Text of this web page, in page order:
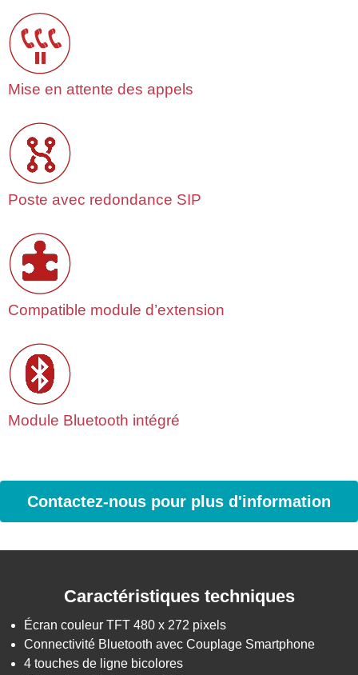
Mise en attente des appels
Poste avec redondance SIP
Compatible module d’extension
Module Bluetooth intégré
Contactez-nous pour plus d'information
Caractéristiques techniques
Écran couleur TFT 480 x 272 pixels
Connectivité Bluetooth avec Couplage Smartphone
4 touches de ligne bicolores